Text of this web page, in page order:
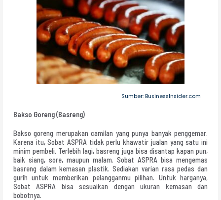
Sumber: BusinessInsider.com
Bakso Goreng (Basreng)
Bakso goreng merupakan camilan yang punya banyak penggemar.
Karena itu, Sobat ASPRA tidak perlu khawatir jualan yang satu ini
minim pembeli. Terlebih lagi, basreng juga bisa disantap kapan pun,
baik siang, sore, maupun malam. Sobat ASPRA bisa mengemas
basreng dalam kemasan plastik. Sediakan varian rasa pedas dan
gurih untuk memberikan pelangganmu pilihan. Untuk harganya,
Sobat ASPRA bisa sesuaikan dengan ukuran kemasan dan
bobotnya.